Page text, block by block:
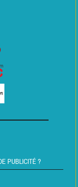
PUBLICITÉ ?